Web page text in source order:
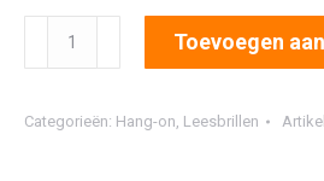
(12
aantal
Toevoegen
Categorieën: Hang-on, Leesbrillen